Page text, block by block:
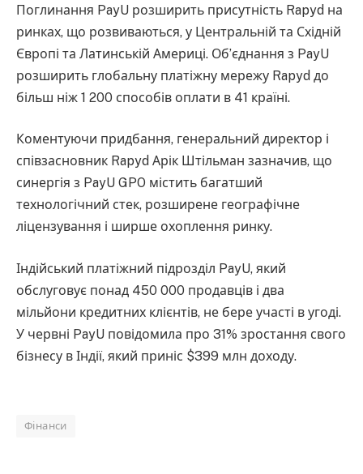
Поглинання PayU розширить присутність Rapyd на
ринках, що розвиваються, у Центральній та Східній
Європі та Латинській Америці. Об’єднання з PayU
розширить глобальну платіжну мережу Rapyd до
більш ніж 1 200 способів оплати в 41 країні.
Коментуючи придбання, генеральний директор і
співзасновник Rapyd Арік Штільман зазначив, що
синергія з PayU GPO містить багатший
технологічний стек, розширене географічне
ліцензування і ширше охоплення ринку.
Індійський платіжний підрозділ PayU, який
обслуговує понад 450 000 продавців і два
мільйони кредитних клієнтів, не бере участі в угоді.
У червні PayU повідомила про 31% зростання свого
бізнесу в Індії, який приніс $399 млн доходу.
Фінанси